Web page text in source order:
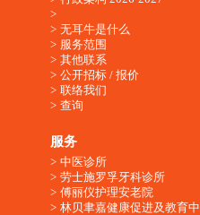
无耳牛是什么
服务范围
其他联系
公开招标 / 报价
联络我们
查询
服务
中医诊所
劳士施罗孚牙科诊所
傅丽仪护理安老院
林贝聿嘉健康促进及教育中